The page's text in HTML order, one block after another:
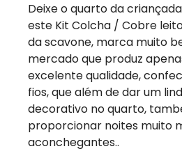
Deixe o quarto da
este Kit Colcha / Cobre
da scavone, marca muito
mercado que produz
excelente qualidade,
fios, que além de dar um
decorativo no quarto,
proporcionar noites muito
aconchegantes..